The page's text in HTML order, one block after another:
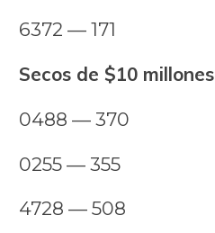
6372 — 171
Secos de $10 millones
0488 — 370
0255 — 355
4728 — 508